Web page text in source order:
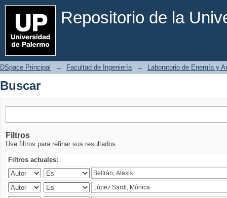
Repositorio de la
Buscar
DSpace Principal → Facultad de Ingeniería → Laboratorio de Energía y
Buscar
Filtros
Use filtros para refinar sus resultados.
Filtros actuales: